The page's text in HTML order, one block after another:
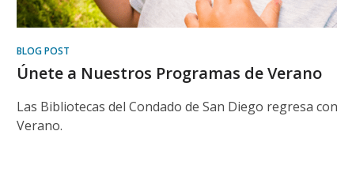
BLOG POST
Únete a Nuestros Programas de Verano
Las Bibliotecas del Condado de San Diego regresa
Verano.